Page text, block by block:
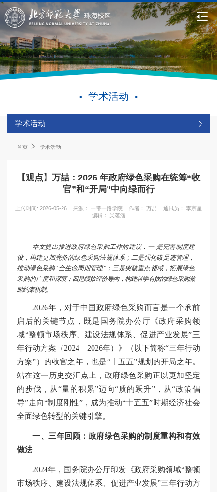
学术活动
学术活动
首页 学术活动
【观点】万喆：2026 年政府绿色采购在统筹“收
官”和“开局”中向绿而行
上传时间: 2026-05-26 来源： 一带一路学院 作者： 万喆
通讯员： 李京星
编辑： 吴茗涵
本文提出推进政府绿色采购工作的建议：一 是完善制度建
设，构建更加完备的绿色采购法规体系；二是强化碳足迹管理，
推动绿色采购“全生命周期管理”；三是突破重点领域，拓展绿色
采购的广度和深度；四是绩效评价导向，构建科学有效的绿色采购激
励约束机制。
2026年，对于中国政府绿色采购而言是一个承前
启后的关键节点，既是国务院办公厅《政府采购领
域“整顿市场秩序、建设法规体系、促进产业发展”三
年行动方案（2024—2026年）》（以下简称“三年行动
方案”）的收官之年，也是“十五五”规划的开局之年。
站在这一历史交汇点上，政府绿色采购正以更加坚定
的步伐，从“量的积累”迈向“质的跃升”，从“政策倡
导”走向“制度刚性”，成为推动“十五五”时期经济社会
全面绿色转型的关键引擎。
一、三年回顾：政府绿色采购的制度重构和有效
做法
2024年，国务院办公厅印发《政府采购领域“整顿
市场秩序、建设法规体系、促进产业发展”三年行动方